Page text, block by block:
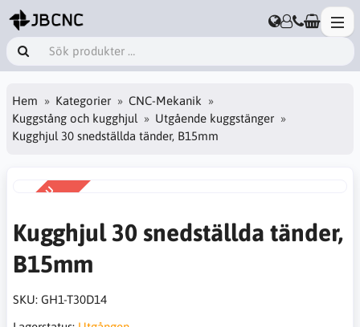
Hem Kategorier
CNC-Mekanik
Kuggstång och kugghjul
Utgående kuggstänger
Kugghjul 30 snedställda tänder, B15mm
KAMPANJ
Kugghjul 30 snedställda tänder,
B15mm
SKU: GH1-T30D14